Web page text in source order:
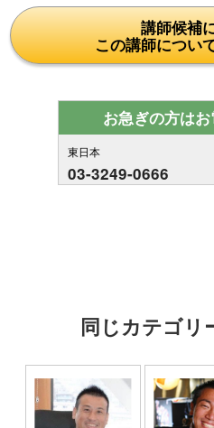
講師候補
この講師につい
お急ぎの方は
東日本
03-3249-0666
同じカテゴリ